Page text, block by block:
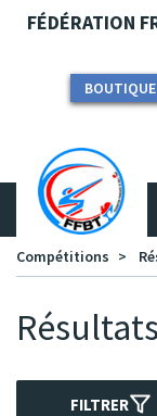
Panneau de gestion des
FÉDÉRATION
BOUTIQUE
Compétitions
Résultats
FILTRER